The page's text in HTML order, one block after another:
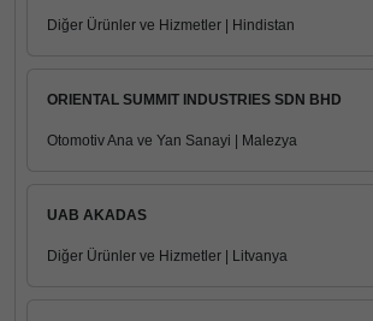
Diğer Ürünler ve Hizmetler | Hindistan
ORIENTAL SUMMIT INDUSTRIES SDN BHD
Otomotiv Ana ve Yan Sanayi | Malezya
UAB AKADAS
Diğer Ürünler ve Hizmetler | Litvanya